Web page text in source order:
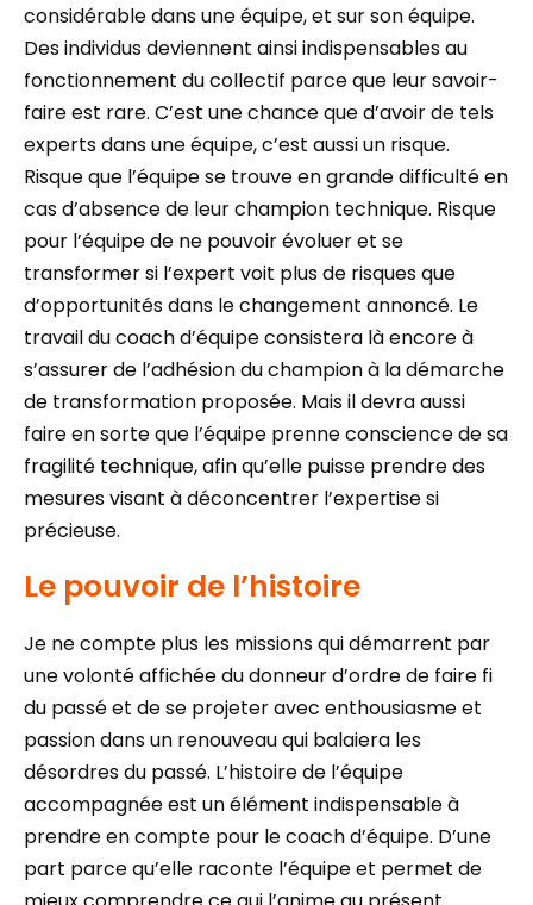
considérable dans une équipe, et sur son équipe.
Des individus deviennent ainsi indispensables au
fonctionnement du collectif parce que leur savoir-
faire est rare. C’est une chance que d’avoir de tels
experts dans une équipe, c’est aussi un risque.
Risque que l’équipe se trouve en grande difficulté en
cas d’absence de leur champion technique. Risque
pour l’équipe de ne pouvoir évoluer et se
transformer si l’expert voit plus de risques que
d’opportunités dans le changement annoncé. Le
travail du coach d’équipe consistera là encore à
s’assurer de l’adhésion du champion à la démarche
de transformation proposée. Mais il devra aussi
faire en sorte que l’équipe prenne conscience de sa
fragilité technique, afin qu’elle puisse prendre des
mesures visant à déconcentrer l’expertise si
précieuse.
Le pouvoir de l’histoire
Je ne compte plus les missions qui démarrent par
une volonté affichée du donneur d’ordre de faire fi
du passé et de se projeter avec enthousiasme et
passion dans un renouveau qui balaiera les
désordres du passé. L’histoire de l’équipe
accompagnée est un élément indispensable à
prendre en compte pour le coach d’équipe. D’une
part parce qu’elle raconte l’équipe et permet de